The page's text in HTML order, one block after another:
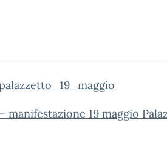
manifestazione 19 maggio